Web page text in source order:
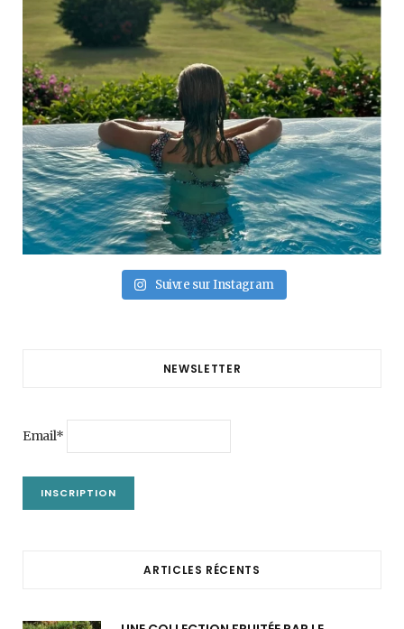
Suivre sur Instagram
NEWSLETTER
Email*
ARTICLES RÉCENTS